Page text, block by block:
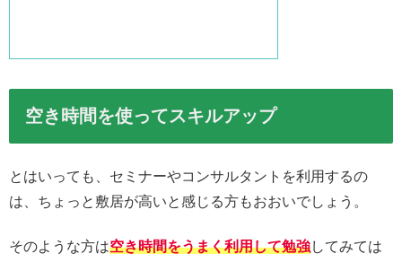
空き時間を使ってスキルアップ
とはいっても、セミナーやコンサルタントを利用するの
は、ちょっと敷居が高いと感じる方もおおいでしょう。
そのような方は空き時間をうまく利用して勉強してみては